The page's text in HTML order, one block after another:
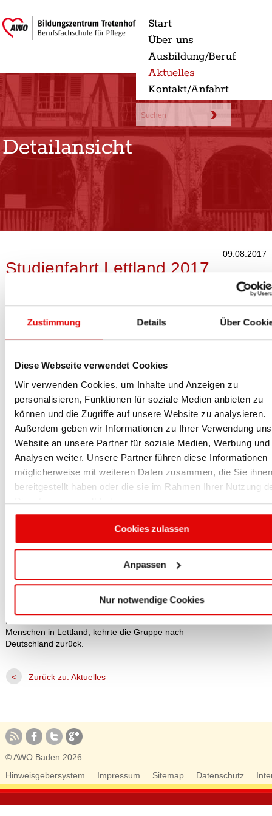
Zustimmung Details Über
Diese Webseite verwendet Cookies
Wir verwenden Cookies, um Inhalte und Anzeigen zu
personalisieren, Funktionen für soziale Medien anbieten zu
können und die Zugriffe auf unsere Website zu analysieren.
Außerdem geben wir Informationen zu Ihrer Verwendung
Website an unsere Partner für soziale Medien, Werbung und
Analysen weiter. Unsere Partner führen diese Informationen
möglicherweise mit weiteren Daten zusammen, die Sie ihnen
bereitgestellt haben oder die sie im Rahmen Ihrer Nutzung
Dienste gesammelt haben.
Cookies zulassen
Anpassen
Nur notwendige Cookies
Detailansicht
Start
Über uns
Ausbildung/Beruf
Aktuelles
Kontakt/Anfahrt
09.08.2017
Studienfahrt Lettland 2017
Bildungszentrums Tretenhof war im Juni fünf
Tage zu Gast in Lettland. Dort besuchte die
Gruppe das College P. Stradins in Bulduri. Seit
einigen Jahren gibt es eine
und der Altenpflegeschule. Im Rahmen der
Bildungspartnerschaft findet seit Jahren ein
Austausch statt. Studentinnen aus Lettland
innen vom Bildungszentrum sind im Rahmen
ihrer Ausbildung für drei Wochen zu Gast im
College in Bulduri/Jurmala.
die Gruppe ein Altenpflegeheim. Anschließend
stand die 30 km lange Ostseebucht Jurmala
Eindrücken, besonders der Situation alter
Menschen in Lettland, kehrte die Gruppe nach
Deutschland zurück.
< Zurück zu: Aktuelles
© AWO Baden 2026
Hinweisgebersystem
Impressum Sitemap Datenschutz